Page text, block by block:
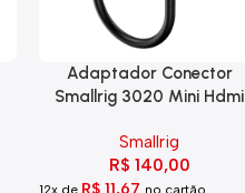
Adaptador Conector
Smallrig 3020 Mini Hdmi
Smallrig
R$ 140,00